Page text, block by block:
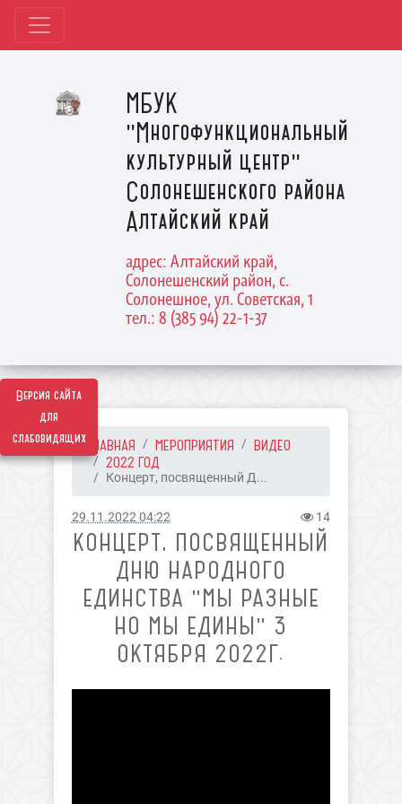
Версия сайта
для
слабовидящих
МБУК
"Многофункциональный
культурный центр"
Солонешенского района
Алтайский край
адрес: Алтайский край,
Солонешенский район, с.
Солонешное, ул. Советская, 1
тел.: 8 (385 94) 22-1-37
ГЛАВНАЯ МЕРОПРИЯТИЯ
ВИДЕО
2022 ГОД
Концерт, посвященный Д...
29.11.2022 04:22 14
КОНЦЕРТ, ПОСВЯЩЕННЫЙ
ДНЮ НАРОДНОГО
ЕДИНСТВА "МЫ РАЗНЫЕ
НО МЫ ЕДИНЫ" 3
ОКТЯБРЯ 2022Г.